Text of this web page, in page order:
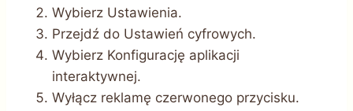
Wybierz Ustawienia.
Przejdź do Ustawień cyfrowych.
Wybierz Konfigurację aplikacji
interaktywnej.
Wyłącz reklamę czerwonego przycisku.